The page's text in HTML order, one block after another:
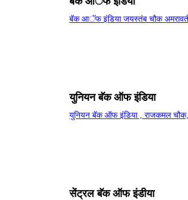
बॅक आॅफ इंडिया जयस्‍तंब चौक
युनियन बॅक ऑफ इंडिया
युनियन बॅक ऑफ इंडिया , राजकमल चौक,
सेंट्रल बॅक ऑफ इंडीया